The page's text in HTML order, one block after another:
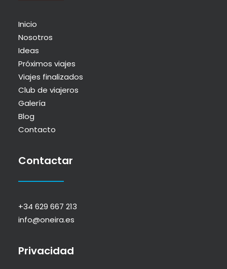
Inicio
Nosotros
Ideas
Próximos viajes
Viajes finalizados
Club de viajeros
Galería
Blog
Contacto
Contactar
+34 629 667 213
info@oneira.es
Privacidad